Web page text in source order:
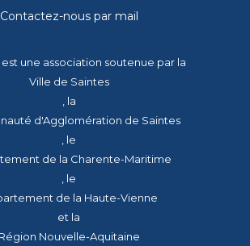
Contactez-nous par mail
est une association soutenue par la
Ville de Saintes
, la
d'Agglomération de Saintes
, le
de la Charente-Maritime
, le
de la Haute-Vienne
et la
Région Nouvelle-Aquitaine